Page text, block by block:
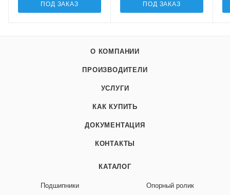
ПОД ЗАКАЗ ПОД ЗАКАЗ
О КОМПАНИИ
ПРОИЗВОДИТЕЛИ
УСЛУГИ
КАК КУПИТЬ
ДОКУМЕНТАЦИЯ
КОНТАКТЫ
КАТАЛОГ
Подшипники
Опорный ролик